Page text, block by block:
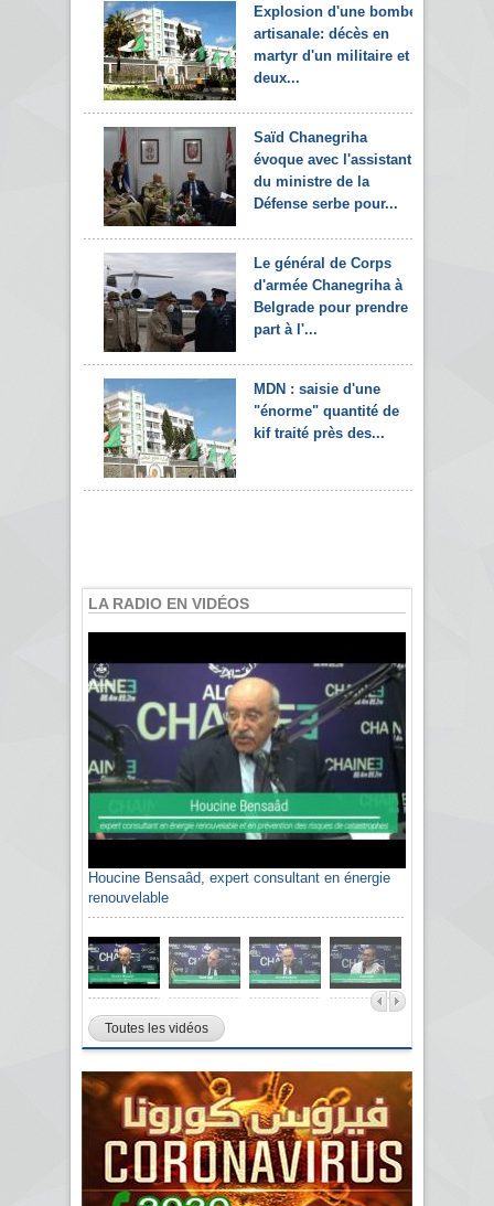
Explosion d'une bombe
artisanale: décès en
martyr d'un militaire et
deux...
Saïd Chanegriha
évoque avec l'assistant
du ministre de la
Défense serbe pour...
Le général de Corps
d'armée Chanegriha à
Belgrade pour prendre
part à l'...
MDN : saisie d'une
"énorme" quantité de
kif traité près des...
LA RADIO EN VIDÉOS
Houcine Bensaâd, expert consultant en énergie
renouvelable
Toutes les vidéos